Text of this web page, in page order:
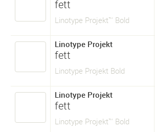
fett
Linotype Projekt™ Bold
Linotype Projekt
fett
Linotype Projekt Bold
Linotype Projekt
fett
Linotype Projekt™ Bold